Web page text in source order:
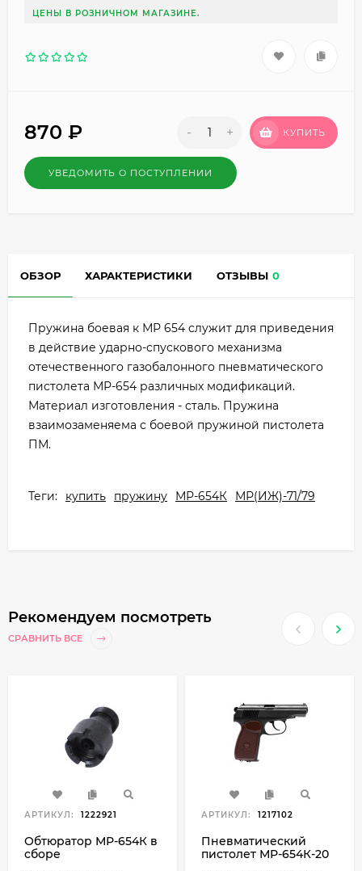
ЦЕНЫ В РОЗНИЧНОМ МАГАЗИНЕ.
870 ₽ - + КУПИТЬ
УВЕДОМИТЬ О ПОСТУПЛЕНИИ
ОБЗОР ХАРАКТЕРИСТИКИ ОТЗЫВЫ 0
Пружина боевая к МР 654 служит для приведения
в действие ударно-спускового механизма
отечественного газобалонного пневматического
пистолета МР-654 различных модификаций.
Материал изготовления - сталь. Пружина
взаимозаменяема с боевой пружиной пистолета
ПМ.
Теги: купить пружину МР-654К МР(ИЖ)-71/79
Рекомендуем посмотреть
СРАВНИТЬ ВСЕ
АРТИКУЛ: 1222921
Обтюратор МР-654К в
сборе
АРТИКУЛ: 1217102
Пневматический
пистолет МР-654К-20